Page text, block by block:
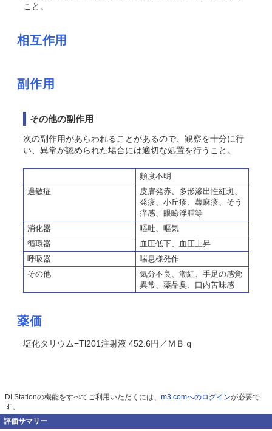
こと。
相互作用
副作用
その他の副作用
次の副作用があらわれることがあるので、観察を十分に行
い、異常が認められた場合には適切な処置を行うこと。
頻度不明
過敏症
皮膚発赤、多形滲出性紅斑、
発疹、小丘疹、蕁麻疹、そう
痒感、眼瞼浮腫等
消化器
嘔吐、嘔気
循環器
血圧低下、血圧上昇
呼吸器
喘息様発作
その他
気分不良、潮紅、手足の感覚
異常、薬品臭、口内苦味感
薬価
塩化タリウム−Tl201注射液 452.6円／ＭＢｑ
DI Stationの機能をすべてご利用いただくには、 m3.comへのログインが必要で
す。
評価サマリー